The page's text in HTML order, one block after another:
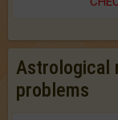
Astrological
problems